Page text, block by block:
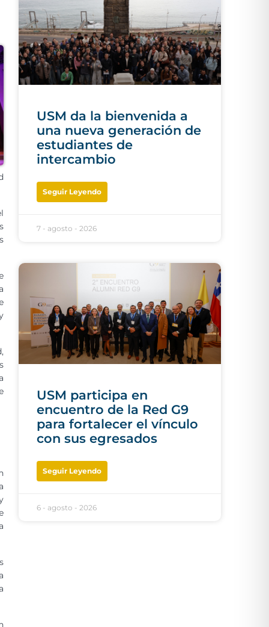
USM da la bienvenida a
una nueva generación de
estudiantes de
intercambio
Seguir Leyendo
7 - agosto - 2026
USM participa en
encuentro de la Red G9
para fortalecer el vínculo
con sus egresados
Seguir Leyendo
6 - agosto - 2026